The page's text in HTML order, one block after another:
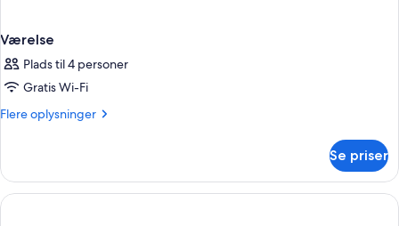
Værelse
Plads til 4 personer
Gratis Wi-Fi
Flere oplysninger
Flere
Se priser